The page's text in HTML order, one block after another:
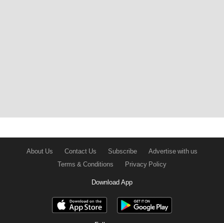
About Us Contact Us Subscribe
Advertise with us
Terms & Conditions
Privacy Policy
Download App